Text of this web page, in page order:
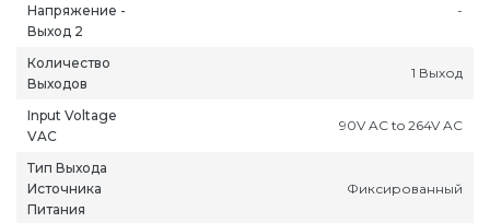
Напряжение -
Выход 2
-
Количество
Выходов
1 Выход
Input Voltage
VAC
90V AC to 264V AC
Тип Выхода
Источника
Питания
Фиксированный
Магнитогорск
Майкоп
Новороссийск
Псков
Ростов-на-